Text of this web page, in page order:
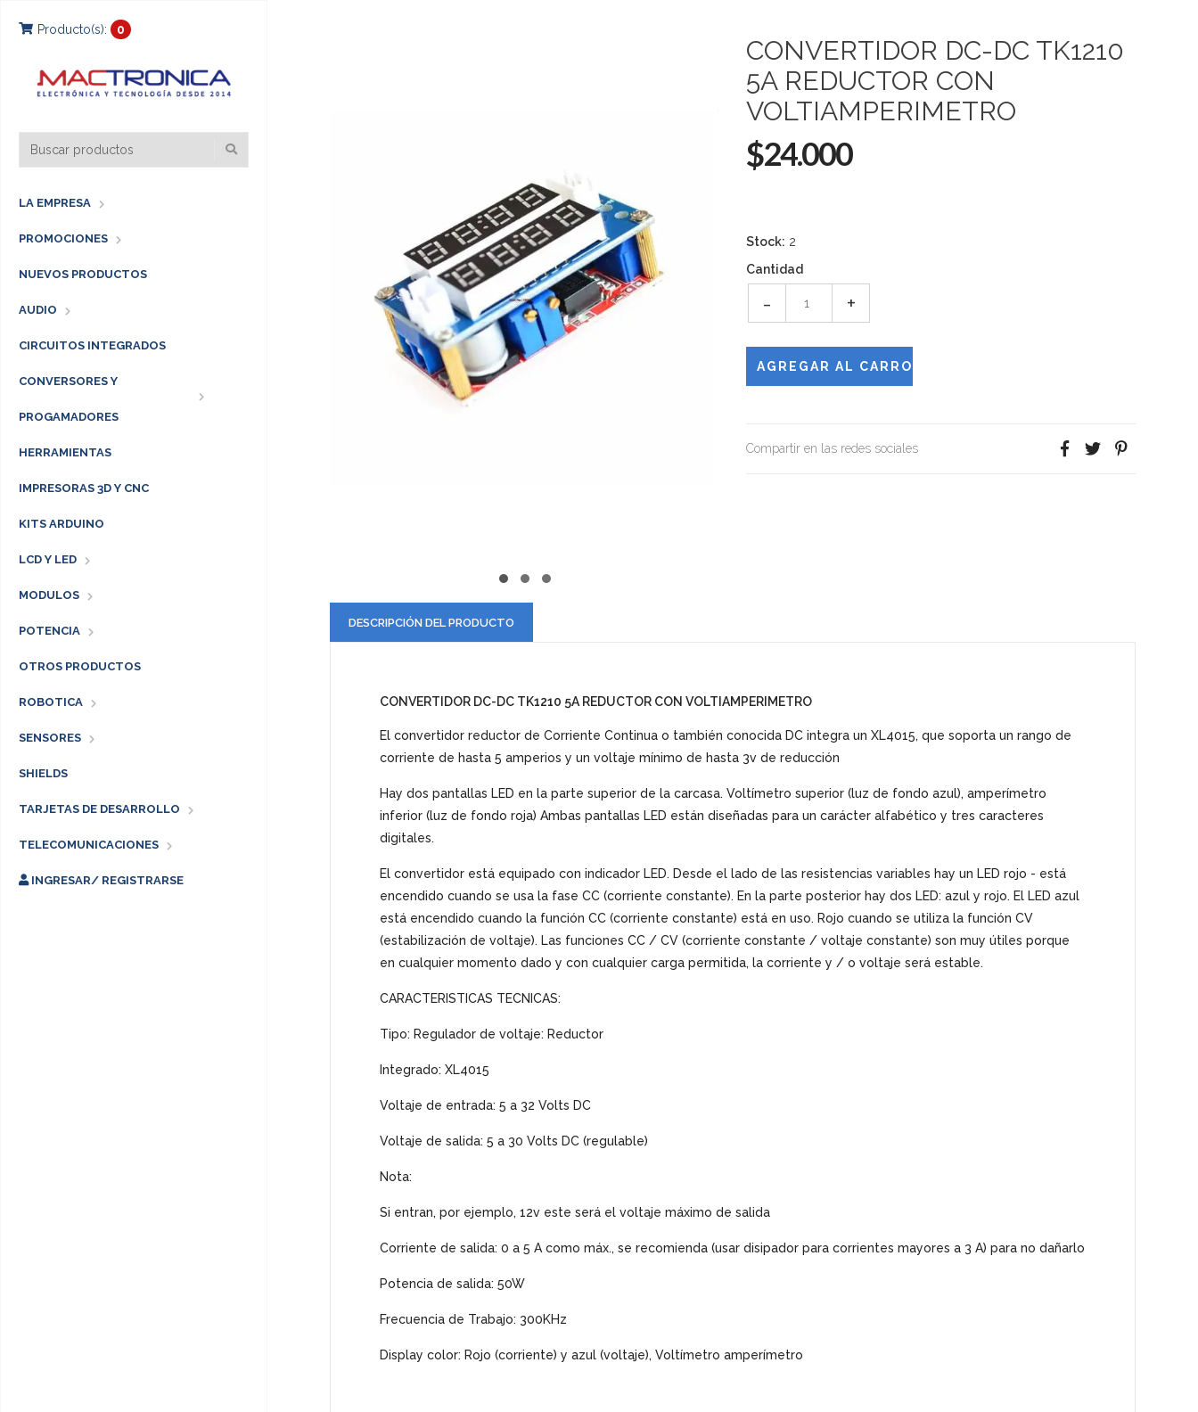
Producto(s): 0
LA EMPRESA
PROMOCIONES
NUEVOS PRODUCTOS
AUDIO
CIRCUITOS INTEGRADOS
CONVERSORES Y
PROGAMADORES
HERRAMIENTAS
IMPRESORAS 3D Y CNC
KITS ARDUINO
LCD Y LED
MODULOS
POTENCIA
OTROS PRODUCTOS
ROBOTICA
SENSORES
SHIELDS
TARJETAS DE DESARROLLO
TELECOMUNICACIONES
INGRESAR/ REGISTRARSE
CONVERTIDOR DC-DC TK1210
5A REDUCTOR CON
VOLTIAMPERIMETRO
$24.000
Stock: 2
Cantidad
- +
Compartir en las redes sociales
DESCRIPCIÓN DEL PRODUCTO
CONVERTIDOR DC-DC TK1210 5A REDUCTOR CON VOLTIAMPERIMETRO
El convertidor reductor de Corriente Continua o también conocida DC integra un XL4015, que soporta un rango de
corriente de hasta 5 amperios y un voltaje mínimo de hasta 3v de reducción
Hay dos pantallas LED en la parte superior de la carcasa. Voltímetro superior (luz de fondo azul), amperímetro
inferior (luz de fondo roja) Ambas pantallas LED están diseñadas para un carácter alfabético y tres caracteres
digitales.
El convertidor está equipado con indicador LED. Desde el lado de las resistencias variables hay un LED rojo - está
encendido cuando se usa la fase CC (corriente constante). En la parte posterior hay dos LED: azul y rojo. El LED azul
está encendido cuando la función CC (corriente constante) está en uso. Rojo cuando se utiliza la función CV
(estabilización de voltaje). Las funciones CC / CV (corriente constante / voltaje constante) son muy útiles porque
en cualquier momento dado y con cualquier carga permitida, la corriente y / o voltaje será estable.
CARACTERISTICAS TECNICAS:
Tipo: Regulador de voltaje: Reductor
Integrado: XL4015
Voltaje de entrada: 5 a 32 Volts DC
Voltaje de salida: 5 a 30 Volts DC (regulable)
Nota:
Si entran, por ejemplo, 12v este será el voltaje máximo de salida
Corriente de salida: 0 a 5 A como máx., se recomienda (usar disipador para corrientes mayores a 3 A) para no dañarlo
Potencia de salida: 50W
Frecuencia de Trabajo: 300KHz
Display color: Rojo (corriente) y azul (voltaje), Voltímetro amperímetro